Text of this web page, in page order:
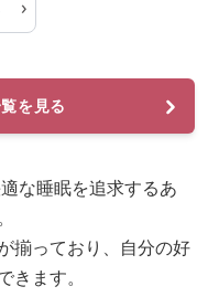
›
を見る
な睡眠を追求するあ
揃っており、自分の好
きます。